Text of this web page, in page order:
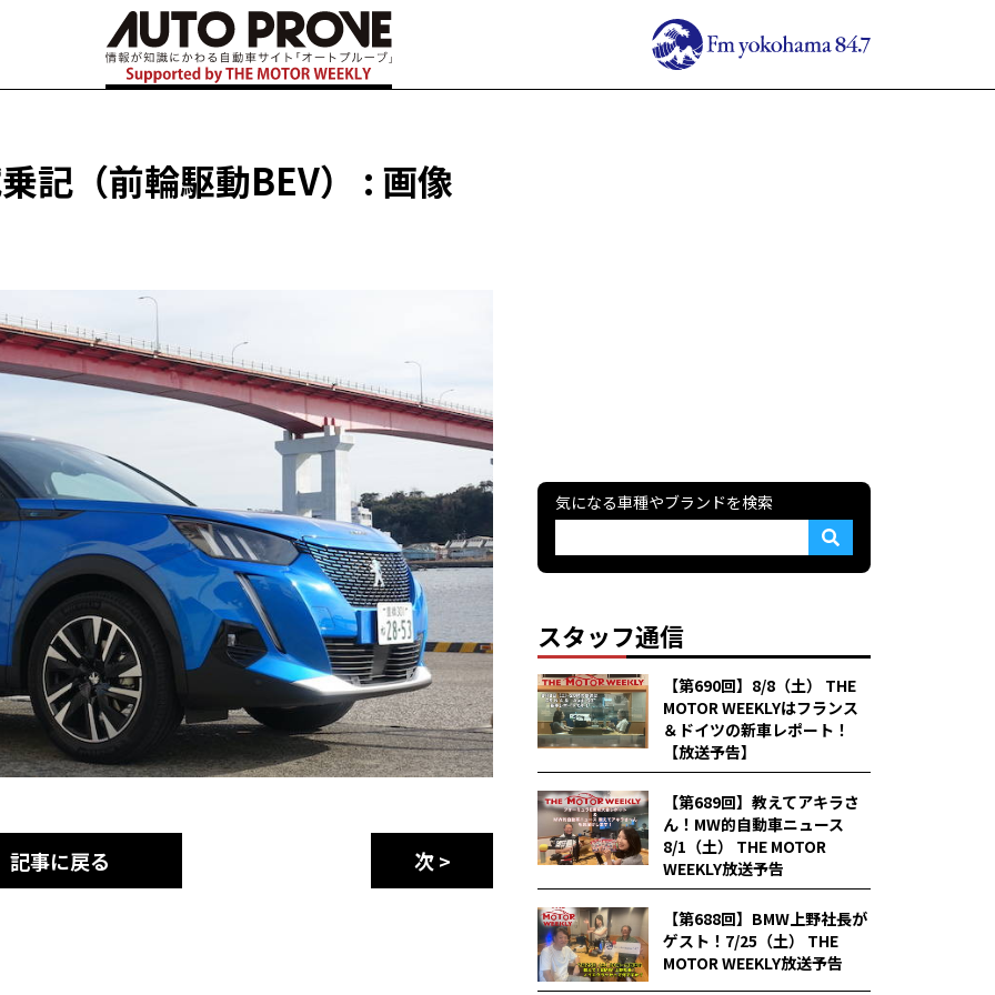
記（前輪駆動BEV） : 画像
記事に戻る 次 >
気になる車種やブランドを検索
スタッフ通信
【第690回】8/8（土） THE
MOTOR WEEKLYはフランス
＆ドイツの新車レポート！
【放送予告】
【第689回】教えてアキラさ
ん！MW的自動車ニュース
8/1（土） THE MOTOR
WEEKLY放送予告
【第688回】BMW上野社長が
ゲスト！7/25（土） THE
MOTOR WEEKLY放送予告